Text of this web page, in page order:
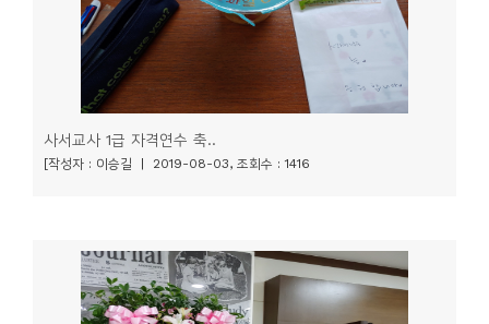
사서교사 1급 자격연수 축..
[작성자 : 이승길 | 2019-08-03, 조회수 : 1416